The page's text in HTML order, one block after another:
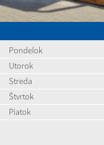
Pondelok
Utorok
Streda
Štvrtok
Piatok